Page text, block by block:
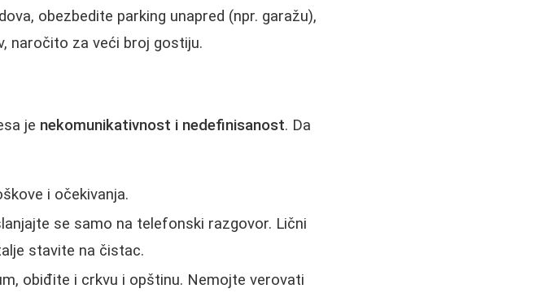
obezbedite parking unapred (npr. garažu),
naročito za veći broj gostiju.
je nekomunikativnost i nedefinisanost. Da
i očekivanja.
se samo na telefonski razgovor. Lični
stavite na čistac.
obiđite i crkvu i opštinu. Nemojte verovati